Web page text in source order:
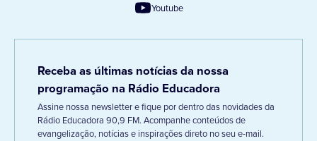
Youtube
Receba as últimas notícias da nossa
programação na Rádio Educadora
Assine nossa newsletter e fique por dentro das novidades da
Rádio Educadora 90,9 FM. Acompanhe conteúdos de
evangelização, notícias e inspirações direto no seu e-mail.